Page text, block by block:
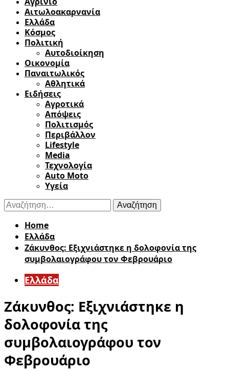
Αιτωλοακαρνανία
Ελλάδα
Κόσμος
Πολιτική
Αυτοδιοίκηση
Οικονομία
Παναιτωλικός
Αθλητικά
Ειδήσεις
Αγροτικά
Απόψεις
Πολιτισμός
Περιβάλλον
Lifestyle
Media
Τεχνολογία
Auto Moto
Υγεία
Αναζήτηση
για:
Home
Ελλάδα
Ζάκυνθος: Εξιχνιάστηκε η δολοφονία της
συμβολαιογράφου τον Φεβρουάριο
Ελλάδα
Ζάκυνθος: Εξιχνιάστηκε η
δολοφονία της
συμβολαιογράφου τον
Φεβρουάριο